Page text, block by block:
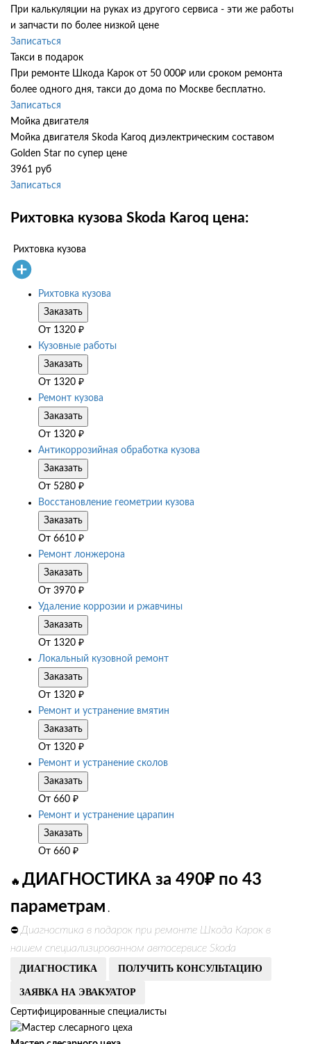
При калькуляции на руках из другого сервиса - эти же работы
и запчасти по более низкой цене
Записаться
Такси в подарок
При ремонте Шкода Карок от 50 000₽ или сроком ремонта
более одного дня, такси до дома по Москве бесплатно.
Записаться
Мойка двигателя
Мойка двигателя Skoda Karoq диэлектрическим составом
Golden Star по супер цене
3961 руб
Записаться
Рихтовка кузова Skoda Karoq цена:
Рихтовка кузова
Рихтовка кузова
Заказать
От 1320 ₽
Кузовные работы
Заказать
От 1320 ₽
Ремонт кузова
Заказать
От 1320 ₽
Антикоррозийная обработка кузова
Заказать
От 5280 ₽
Восстановление геометрии кузова
Заказать
От 6610 ₽
Ремонт лонжерона
Заказать
От 3970 ₽
Удаление коррозии и ржавчины
Заказать
От 1320 ₽
Локальный кузовной ремонт
Заказать
От 1320 ₽
Ремонт и устранение вмятин
Заказать
От 1320 ₽
Ремонт и устранение сколов
Заказать
От 660 ₽
Ремонт и устранение царапин
Заказать
От 660 ₽
🔥 ДИАГНОСТИКА за 490₽ по 43
параметрам .
⛔ Диагностика в подарок при ремонте Шкода Карок в
нашем специализированном автосервисе Skoda
ДИАГНОСТИКА ПОЛУЧИТЬ КОНСУЛЬТАЦИЮ
ЗАЯВКА НА ЭВАКУАТОР
Сертифицированные специалисты